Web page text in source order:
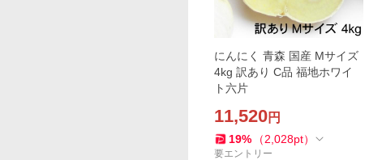
にんにく 青森 国産 Mサイズ
4kg 訳あり C品 福地ホワイ
ト六片
11,520円
19% （2,028pt）
要エントリー